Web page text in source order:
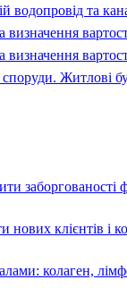
та
Житлові
заборгованості
нових клієнтів і
колаген,